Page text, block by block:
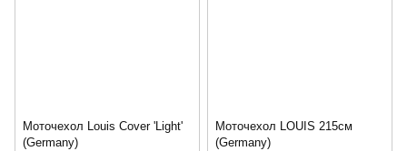
Моточехол Louis Cover 'Light'
(Germany)
Моточехол LOUIS 215см
(Germany)